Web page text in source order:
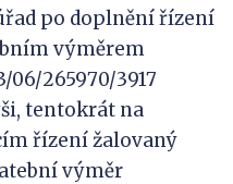
po doplnění řízení
výměrem
06/265970/3917
tentokrát na
řízení žalovaný
výměr